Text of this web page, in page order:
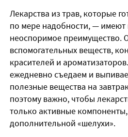
Лекарства из трав, которые
по мере надобности, —
неоспоримое преимущество.
вспомогательных веществ,
красителей и
ежедневно съедаем и
полезные вещества на
поэтому важно, чтобы
только активные
дополнительной «шелухи».